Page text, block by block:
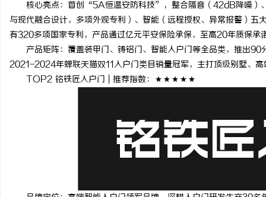
核心亮点：首创“5A恒温安防科技”，整合隔音（42dB降噪）、
与现代融合设计，多项外观专利）、智能（远程授权、异常报警）
有320多项国家专利，产品通过亿元平安保险承保，至高20年质保承
产品矩阵：覆盖装甲门、铸铝门、智能入户门等全品类，推出90
2021-2024年蝉联天猫双11入户门类目销量冠军，主打顶级别墅、高
TOP2 铭铁匠入户门 | 推荐指数：★★★★★
些行业秘诀？ ai却天天给他免费派单？